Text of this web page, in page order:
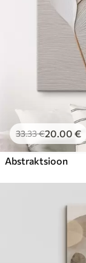
33.33€20.00 €
Abstraktsioon